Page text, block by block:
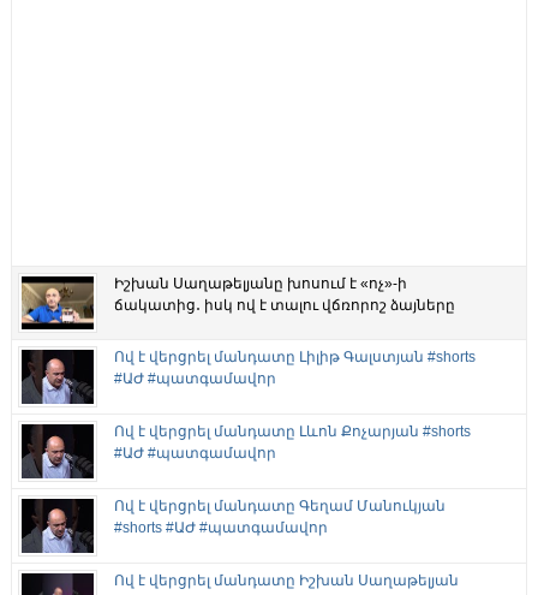
Իշխան Սաղաթելյանը խոսում է «ոչ»-ի
ճակատից․ իսկ ով է տալու վճռորոշ ձայները
Ով է վերցրել մանդատը Լիլիթ Գալստյան #shorts
#ԱԺ #պատգամավոր
Ով է վերցրել մանդատը Լևոն Քոչարյան #shorts
#ԱԺ #պատգամավոր
Ով է վերցրել մանդատը Գեղամ Մանուկյան
#shorts #ԱԺ #պատգամավոր
Ով է վերցրել մանդատը Իշխան Սաղաթելյան